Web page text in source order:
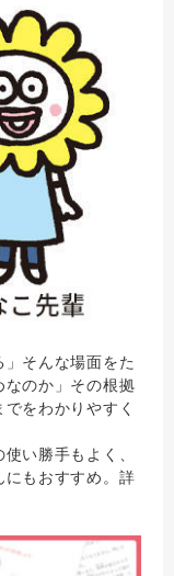
そんな場面をた
なのか」その根拠
をわかりやすく
い勝手もよく、
にもおすすめ。詳